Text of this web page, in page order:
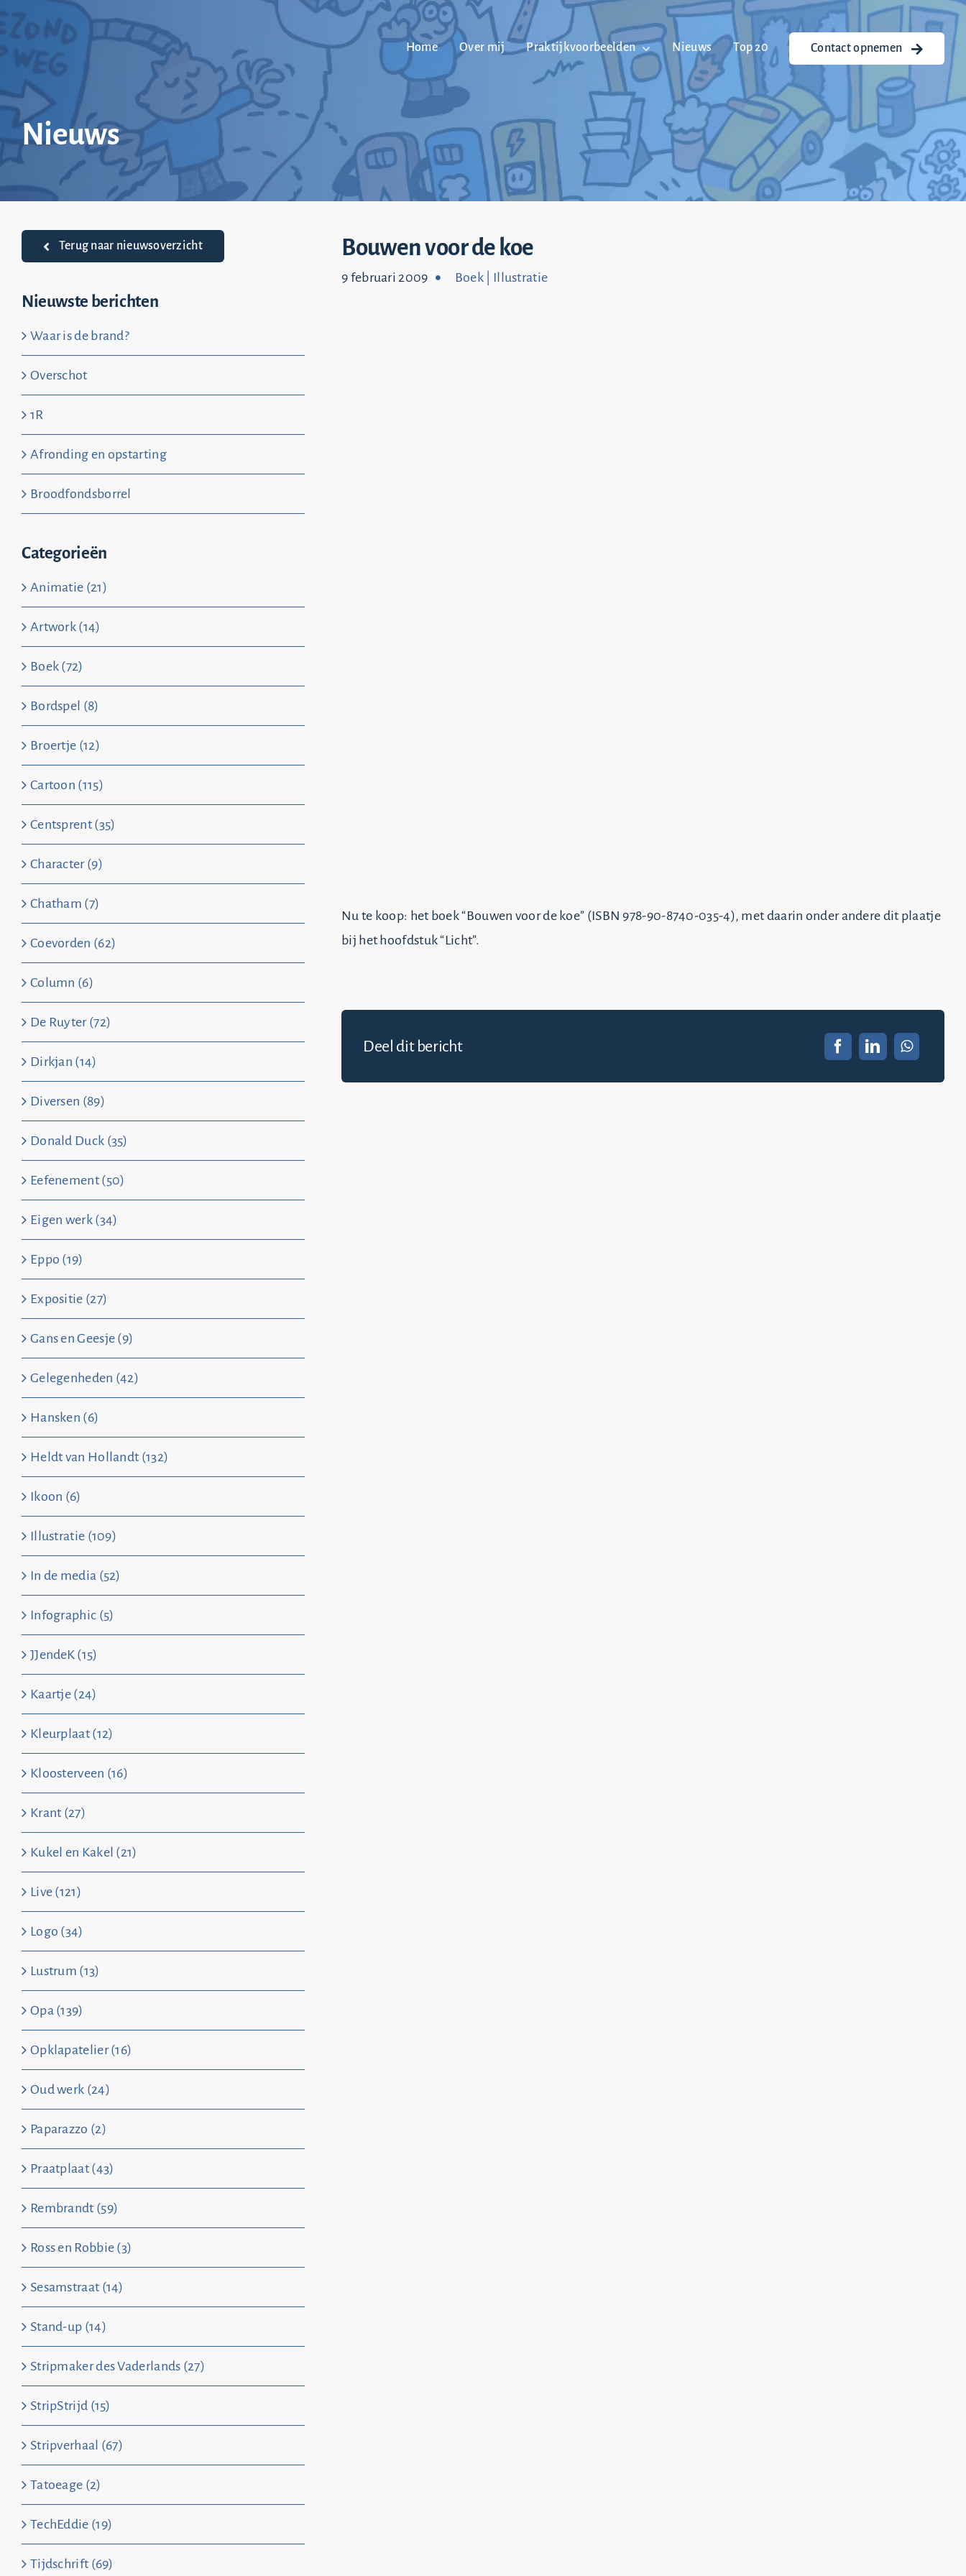
Ga
naar
inhoud
Home Over mij Praktijkvoorbeelden Nieuws Top 20 Contact opnemen
Nieuws
Terug naar nieuwsoverzicht
Nieuwste berichten
Waar is de brand?
Overschot
1R
Afronding en opstarting
Broodfondsborrel
Categorieën
Animatie (21)
Artwork (14)
Boek (72)
Bordspel (8)
Broertje (12)
Cartoon (115)
Centsprent (35)
Character (9)
Chatham (7)
Coevorden (62)
Column (6)
De Ruyter (72)
Dirkjan (14)
Diversen (89)
Donald Duck (35)
Eefenement (50)
Eigen werk (34)
Eppo (19)
Expositie (27)
Gans en Geesje (9)
Gelegenheden (42)
Hansken (6)
Heldt van Hollandt (132)
Ikoon (6)
Illustratie (109)
In de media (52)
Infographic (5)
JJendeK (15)
Kaartje (24)
Kleurplaat (12)
Kloosterveen (16)
Krant (27)
Kukel en Kakel (21)
Live (121)
Logo (34)
Lustrum (13)
Opa (139)
Opklapatelier (16)
Oud werk (24)
Paparazzo (2)
Praatplaat (43)
Rembrandt (59)
Ross en Robbie (3)
Sesamstraat (14)
Stand-up (14)
Stripmaker des Vaderlands (27)
StripStrijd (15)
Stripverhaal (67)
Tatoeage (2)
TechEddie (19)
Tijdschrift (69)
Bouwen voor de koe
9 februari 2009 Boek Illustratie
Nu te koop: het boek “Bouwen voor de koe” (ISBN 978-90-8740-035-4), met daarin onder andere dit plaatje
bij het hoofdstuk “Licht”.
Deel dit bericht